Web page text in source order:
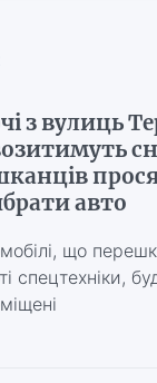
з вулиць
авто
що
спецтехніки,